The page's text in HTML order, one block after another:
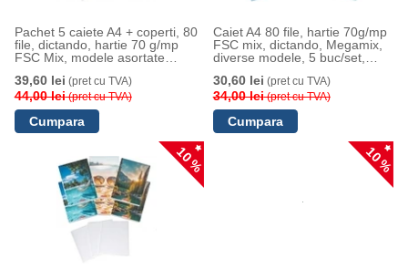
Pachet 5 caiete A4 + coperti, 80
file, dictando, hartie 70 g/mp
FSC Mix, modele asortate
39,60 lei (pret cu TVA)
44,00 lei(pret cu TVA)
Caiet A4 80 file, hartie 70g/mp
FSC mix, dictando, Megamix,
diverse modele, 5 buc/set,
30,60 lei (pret cu TVA)
34,00 lei(pret cu TVA)
10 % 10 %